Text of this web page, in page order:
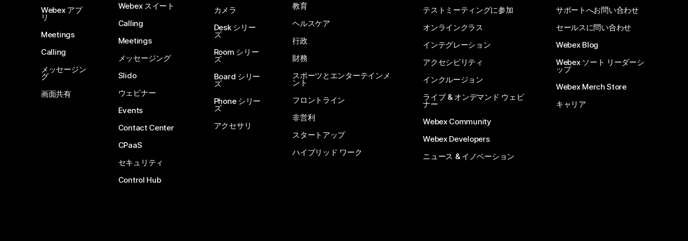
Webex アプ
リ
Meetings
Calling
メッセージン
グ
画面共有
Webex スイート
Calling
Meetings
メッセージング
Slido
ウェビナー
Events
Contact Center
CPaaS
セキュリティ
Control Hub
カメラ
Desk シリー
ズ
Room シリー
ズ
Board シリー
ズ
Phone シリー
ズ
アクセサリ
教育
ヘルスケア
行政
財務
スポーツとエンターテインメ
ント
フロントライン
非営利
スタートアップ
ハイブリッド ワーク
テストミーティングに参加
オンラインクラス
インテグレーション
アクセシビリティ
インクルージョン
ライブ & オンデマンド ウェビ
ナー
Webex Community
Webex Developers
ニュース & イノベーション
サポートへお問い合わせ
セールスに問い合わせ
Webex Blog
Webex ソート リーダーシ
ップ
Webex Merch Store
キャリア